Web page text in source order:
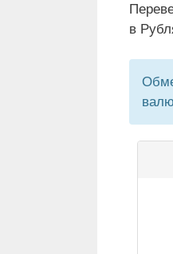
в